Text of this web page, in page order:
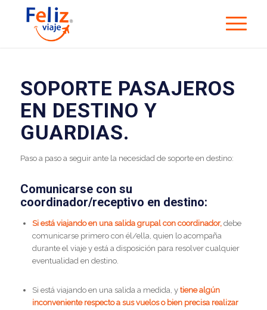
SOPORTE PASAJEROS
EN DESTINO Y
GUARDIAS.
Paso a paso a seguir ante la necesidad de soporte en destino:
Comunicarse con su
coordinador/receptivo en destino:
Si está viajando en una salida grupal con coordinador,debe
comunicarse primero con él/ella, quien lo acompaña
durante el viaje y está a disposición para resolver cualquier
eventualidad en destino.
Si está viajando en una salida a medida, ytiene algún
inconveniente respecto a sus vuelos o bien precisa realizar